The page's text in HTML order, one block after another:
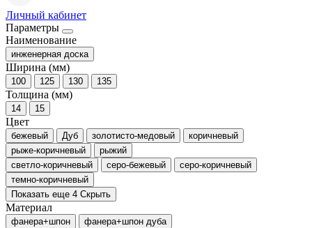
Личный кабинет
Параметры
Наименование
инженерная доска
Ширина (мм)
100 125 130 135
Толщина (мм)
14 15
Цвет
бежевый Дуб золотисто-медовый
коричневый
рыже-коричневый
рыжий
светло-коричневый
серо-бежевый
серо-коричневый
темно-коричневый
Показать еще 4 Скрыть
Материал
фанера+шпон фанера+шпон дуба